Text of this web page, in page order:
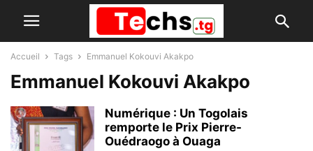
Accueil Tags Emmanuel Kokouvi Akakpo
Emmanuel Kokouvi Akakpo
Numérique : Un Togolais
remporte le Prix Pierre-
Ouédraogo à Ouaga